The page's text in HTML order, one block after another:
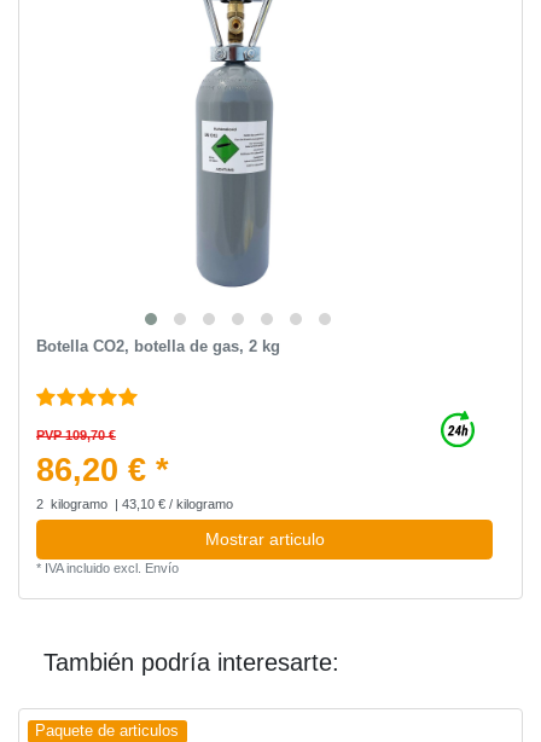
Botella CO2, botella de gas, 2 kg
PVP 109,70 €
86,20 € *
2 kilogramo | 43,10 € / kilogramo
Mostrar articulo
* IVA incluidoexcl. Envío
También podría interesarte:
Paquete de articulos